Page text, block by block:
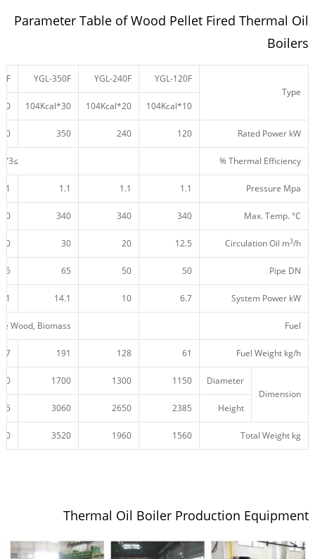
Parameter Table of Wood Pellet Fired Thermal Oil
Boilers
Type
YGL-120F
YGL-240F
YGL-350F
10*104Kcal
20*104Kcal
30*104Kcal
40*104Kcal
Rated Power kW
120
240
350
Thermal Efficiency %
≥73 ≥76
Pressure Mpa
1.1
1.1
1.1
Max. Temp. °C
340
340
340
Circulation Oil m3/h
12.5
20
30
40
Pipe DN
50
50
65
65
System Power kW
6.7
10
14.1
Fuel
Wood, Biomass
Fuel Weight kg/h
61
128
191
Dimension
Diameter
1150
1300
1700
Height
2385
2650
3060
Total Weight kg
1560
1960
3520
Thermal Oil Boiler Production Equipment